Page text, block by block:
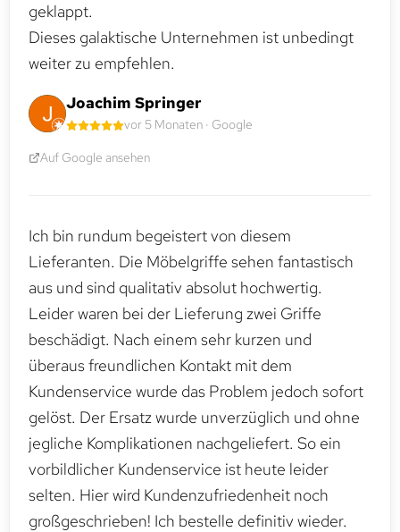
geklappt.
Dieses galaktische Unternehmen ist unbedingt
weiter zu empfehlen.
Joachim Springer
vor 5 Monaten · Google
Auf Google ansehen
Ich bin rundum begeistert von diesem
Lieferanten. Die Möbelgriffe sehen fantastisch
aus und sind qualitativ absolut hochwertig.
Leider waren bei der Lieferung zwei Griffe
beschädigt. Nach einem sehr kurzen und
überaus freundlichen Kontakt mit dem
Kundenservice wurde das Problem jedoch sofort
gelöst. Der Ersatz wurde unverzüglich und ohne
jegliche Komplikationen nachgeliefert. So ein
vorbildlicher Kundenservice ist heute leider
selten. Hier wird Kundenzufriedenheit noch
großgeschrieben! Ich bestelle definitiv wieder.